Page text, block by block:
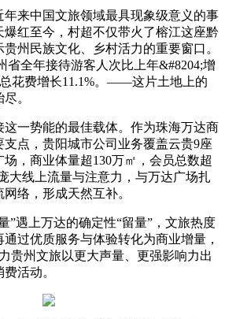
年来中国文旅领域最具现象级意义的事
爆红至今，村超不仅带火了榕江这座黔
州民族文化、乡村活力的重要窗口。
省全年接待游客人次比上年&#8204;增
总花费增长11.1%。——这片土地上的
。
这一势能的最佳载体。作为珠海万达商
点，贵阳城市公司业务覆盖云贵9座
，商业体量超130万㎡，会员总数超
大线上流量与注意力，与万达广场扎
络，形成天然互补。
”遇上万达的确定性“留量”，文旅热度
过优质服务与体验转化为商业增量，
贵州文旅以更大声量、更强影响力出
活动。